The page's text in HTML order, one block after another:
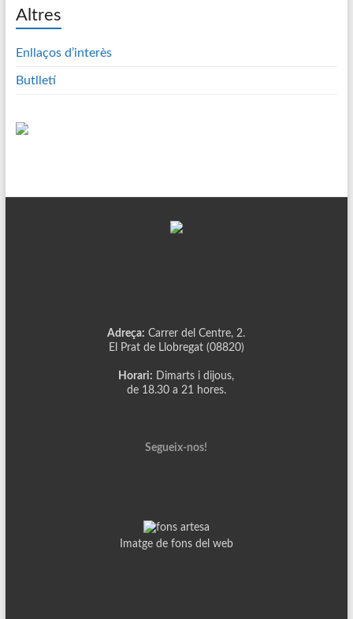
Altres
Enllaços d’interès
Butlletí
Adreça: Carrer del Centre, 2.
El Prat de Llobregat (08820)
Horari: Dimarts i dijous,
de 18.30 a 21 hores.
Segueix-nos!
Imatge de fons del web